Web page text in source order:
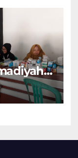
Tim,
Lansia